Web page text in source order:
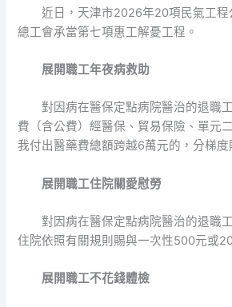
近日，天津市2026年20項民氣工程
總工會承當第七項惠工解憂工程。
展開職工年夜病救助
對因病在醫保定點病院醫治的退職
費（含公費）經醫保、貿易保險、單元
我付出醫藥費總額跨越6萬元的，分梯度
展開職工住院關愛慰勞
對因病在醫保定點病院醫治的退職
住院依照有關規則賜與一次性500元或
展開職工不花錢體檢